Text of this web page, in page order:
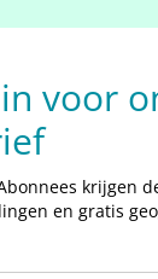
voor
krijgen
en gratis